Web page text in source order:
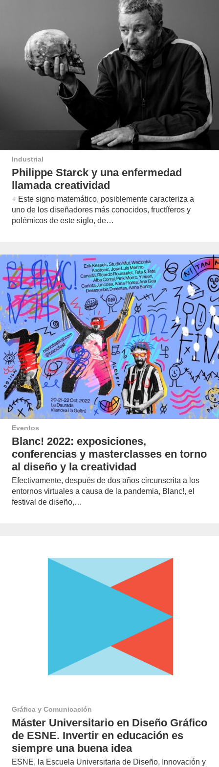
Industrial
Philippe Starck y una enfermedad
llamada creatividad
+ Este signo matemático, posiblemente caracteriza a
uno de los diseñadores más conocidos, fructíferos y
polémicos de este siglo, de…
Eventos
Blanc! 2022: exposiciones,
conferencias y masterclasses en torno
al diseño y la creatividad
Efectivamente, después de dos años circunscrita a los
entornos virtuales a causa de la pandemia, Blanc!, el
festival de diseño,…
Gráfica y Comunicación
Máster Universitario en Diseño Gráfico
de ESNE. Invertir en educación es
siempre una buena idea
ESNE, la Escuela Universitaria de Diseño, Innovación y